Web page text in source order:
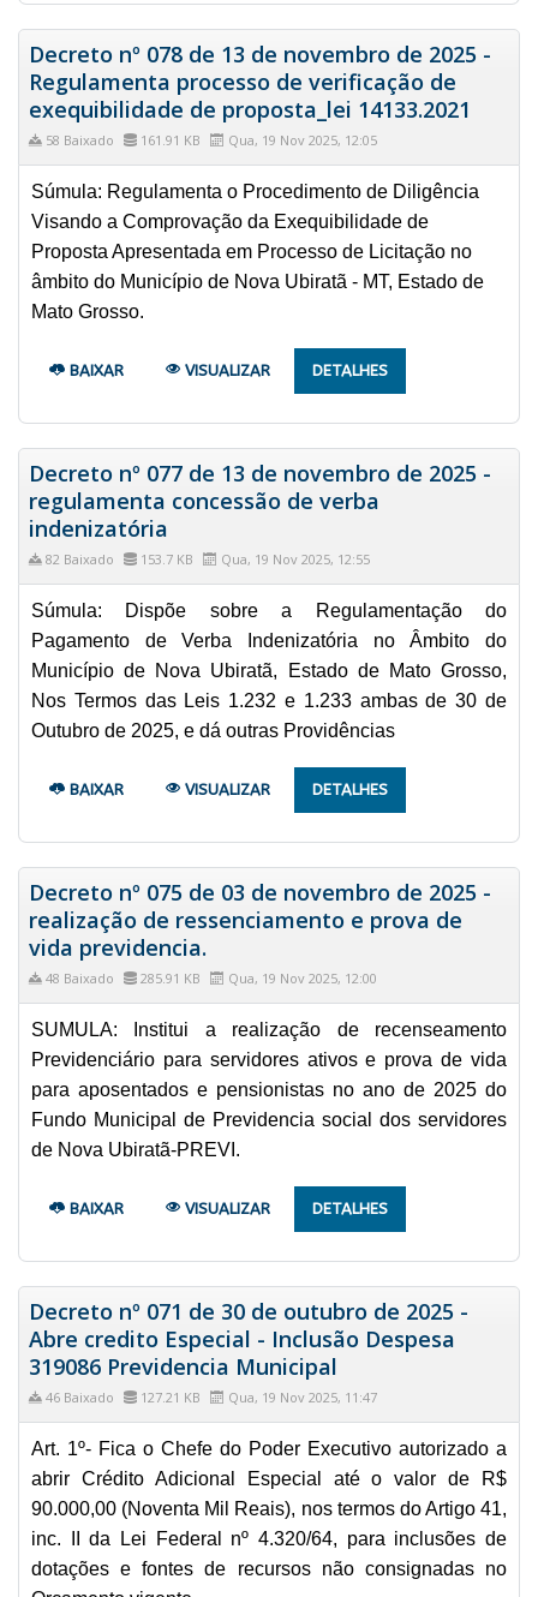
Decreto nº 078 de 13 de novembro de 2025 -
Regulamenta processo de verificação de
exequibilidade de proposta_lei 14133.2021
58 Baixado 161.91 KB Qua, 19 Nov 2025, 12:05
Súmula: Regulamenta o Procedimento de Diligência
Visando a Comprovação da Exequibilidade de
Proposta Apresentada em Processo de Licitação no
âmbito do Município de Nova Ubiratã - MT, Estado de
Mato Grosso.
BAIXAR VISUALIZAR DETALHES
Decreto nº 077 de 13 de novembro de 2025 -
regulamenta concessão de verba
indenizatória
82 Baixado 153.7 KB Qua, 19 Nov 2025, 12:55
Súmula: Dispõe sobre a Regulamentação do
Pagamento de Verba Indenizatória no Âmbito do
Município de Nova Ubiratã, Estado de Mato Grosso,
Nos Termos das Leis 1.232 e 1.233 ambas de 30 de
Outubro de 2025, e dá outras Providências
BAIXAR VISUALIZAR DETALHES
Decreto nº 075 de 03 de novembro de 2025 -
realização de ressenciamento e prova de
vida previdencia.
48 Baixado 285.91 KB Qua, 19 Nov 2025, 12:00
SUMULA: Institui a realização de recenseamento
Previdenciário para servidores ativos e prova de vida
para aposentados e pensionistas no ano de 2025 do
Fundo Municipal de Previdencia social dos servidores
de Nova Ubiratã-PREVI.
BAIXAR VISUALIZAR DETALHES
Decreto nº 071 de 30 de outubro de 2025 -
Abre credito Especial - Inclusão Despesa
319086 Previdencia Municipal
46 Baixado 127.21 KB Qua, 19 Nov 2025, 11:47
Art. 1º- Fica o Chefe do Poder Executivo autorizado a
abrir Crédito Adicional Especial até o valor de R$
90.000,00 (Noventa Mil Reais), nos termos do Artigo 41,
inc. II da Lei Federal nº 4.320/64, para inclusões de
dotações e fontes de recursos não consignadas no